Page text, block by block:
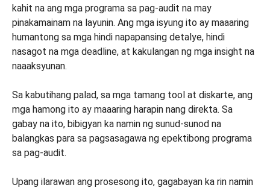
kahit na ang mga programa sa pag-audit na may
pinakamainam na layunin. Ang mga isyung ito ay maaaring
humantong sa mga hindi napapansing detalye, hindi
nasagot na mga deadline, at kakulangan ng mga insight na
naaaksyunan.
Sa kabutihang palad, sa mga tamang tool at diskarte, ang
mga hamong ito ay maaaring harapin nang direkta. Sa
gabay na ito, bibigyan ka namin ng sunud-sunod na
balangkas para sa pagsasagawa ng epektibong programa
sa pag-audit.
Upang ilarawan ang prosesong ito, gagabayan ka rin namin